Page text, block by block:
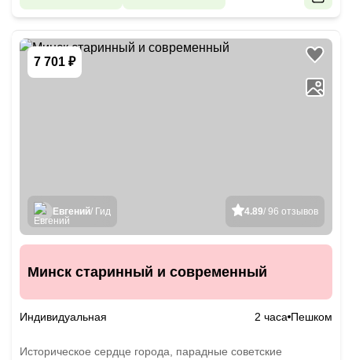
7 701 ₽
4.89/ 96 отзывов
Евгений/ Гид
Минск старинный и современный
Индивидуальная 2 часа Пешком
Историческое сердце города, парадные советские